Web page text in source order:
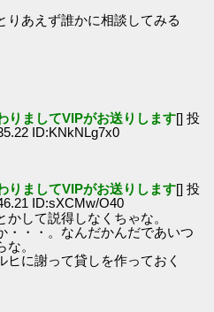
りあえず誰かに相談してみる
りましてVIPがお送りします[] 投
ID:KNkNLg7x0
りましてVIPがお送りします[] 投
ID:sXCMw/O40
して説得しなくちゃな。
・・・。なんだかんだであいつ
。
ヒに謝って貸しを作っておく